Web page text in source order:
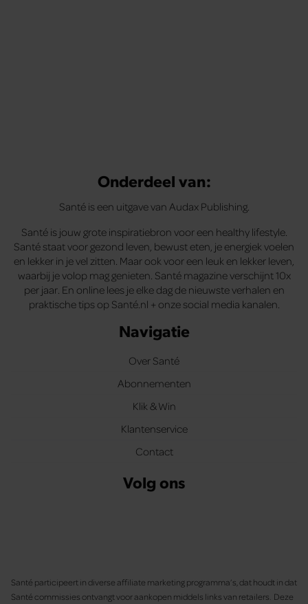
Onderdeel van:
Santé is een uitgave van Audax Publishing.
Santé is jouw grote inspiratiebron voor een healthy lifestyle.
Santé staat voor gezond leven, bewust eten, je energiek voelen
en lekker in je vel zitten. Maar ook voor een leuk en lekker leven,
waarbij je volop mag genieten. Santé magazine verschijnt 10x
per jaar. En online lees je elke dag de nieuwste verhalen en
praktische tips op Santé.nl + onze social media kanalen.
Navigatie
Over Santé
Abonnementen
Klik & Win
Klantenservice
Contact
Volg ons
Santé participeert in diverse affiliate marketing programma’s, dat houdt in dat
Santé commissies ontvangt voor aankopen middels links van retailers. Deze